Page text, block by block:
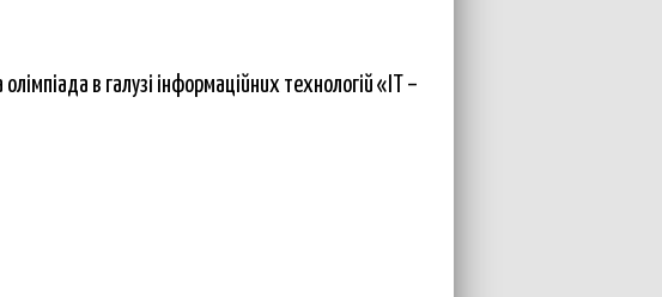
в галузі інформаційних технологій «IT –